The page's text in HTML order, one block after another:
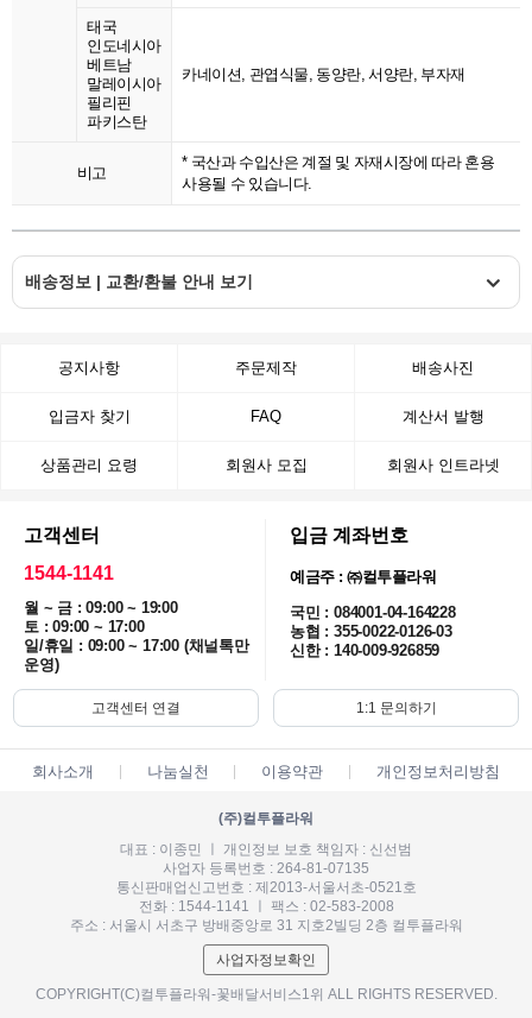
태국
인도네시아
베트남
말레이시아
필리핀
파키스탄
카네이션, 관엽식물, 동양란, 서양란, 부자재
비고
* 국산과 수입산은 계절 및 자재시장에 따라 혼용
사용될 수 있습니다.
배송정보 | 교환/환불 안내 보기
공지사항 주문제작 배송사진
입금자 찾기 FAQ 계산서 발행
상품관리 요령 회원사 모집 회원사 인트라넷
고객센터
1544-1141
월 ~ 금 : 09:00 ~ 19:00
토 : 09:00 ~ 17:00
일/휴일 : 09:00 ~ 17:00 (채널톡만
운영)
입금 계좌번호
예금주 : ㈜컬투플라워
국민 : 084001-04-164228
농협 : 355-0022-0126-03
신한 : 140-009-926859
고객센터 연결 1:1 문의하기
회사소개 나눔실천 이용약관 개인정보처리방침
(주)컬투플라워
대표 : 이종민 ㅣ 개인정보 보호 책임자 : 신선범
사업자 등록번호 : 264-81-07135
통신판매업신고번호 : 제2013-서울서초-0521호
전화 : 1544-1141 ㅣ 팩스 : 02-583-2008
주소 : 서울시 서초구 방배중앙로 31 지호2빌딩 2층 컬투플라워
사업자정보확인
COPYRIGHT(C)컬투플라워-꽃배달서비스1위 ALL RIGHTS RESERVED.